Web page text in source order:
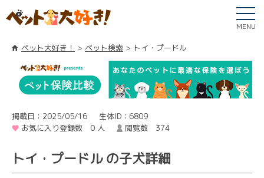
MENU
ペット大好き！ ペット検索 トイ・プードル
掲載日：2025/05/16
生体ID：6809
お気に入り登録数 0 人
閲覧数 374
トイ・プードル の子犬詳細